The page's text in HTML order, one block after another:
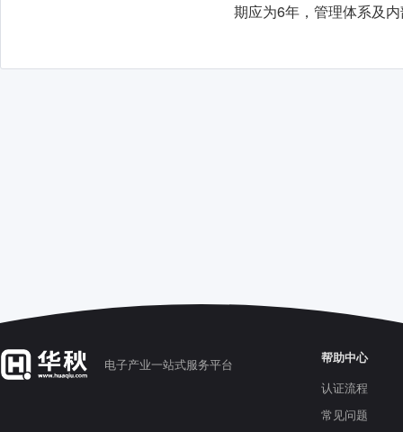
期应为6年，管理体系及
电子产业一站式服务平台
帮助中心
认证流程
常见问题